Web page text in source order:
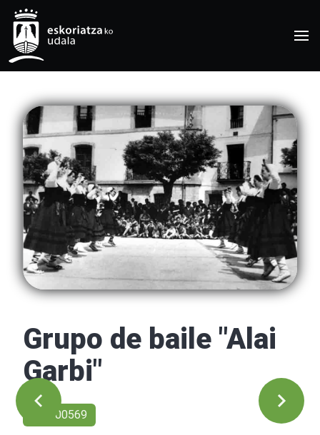
Grupo de baile "Alai
Garbi"
Ref: 00569